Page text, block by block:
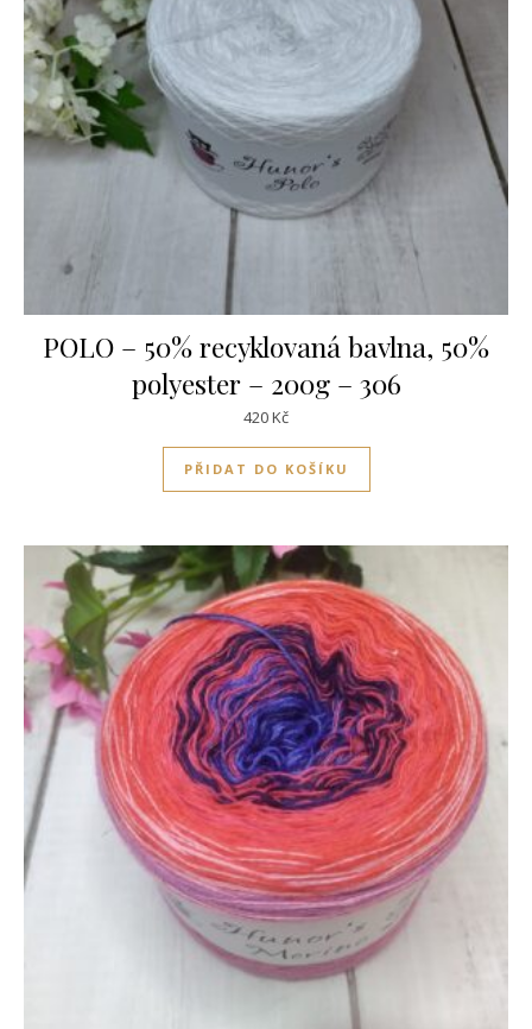
POLO – 50% recyklovaná bavlna, 50%
polyester – 200g – 306
420Kč
PŘIDAT DO KOŠÍKU